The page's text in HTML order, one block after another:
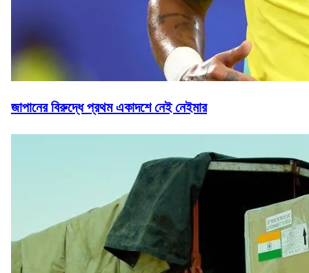
জাপানের বিরুদ্ধে প্রথম একাদশে নেই নেইমার